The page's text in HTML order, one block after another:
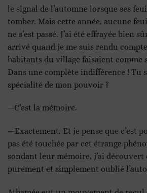
le signal de l’automne lorsque ses
tomber. Mais cette année, aucune
ne s’est passé. J’ai été effrayée bien
arrivé quand je me suis rendu
habitants du village faisaient comme
Dans une complète indifférence ! Tu
spécialité de mon pouvoir ?
—C’est la mémoire.
—Exactement. Et je pense que c’est
pas été touchée par cet étrange
sondant leur mémoire, j’ai découvert
purement et simplement oublié